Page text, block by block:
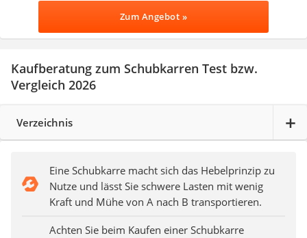
Zum Angebot »
Kaufberatung zum Schubkarren Test bzw.
Vergleich 2026
Verzeichnis
Eine Schubkarre macht sich das Hebelprinzip zu
Nutze und lässt Sie schwere Lasten mit wenig
Kraft und Mühe von A nach B transportieren.
Achten Sie beim Kaufen einer Schubkarre